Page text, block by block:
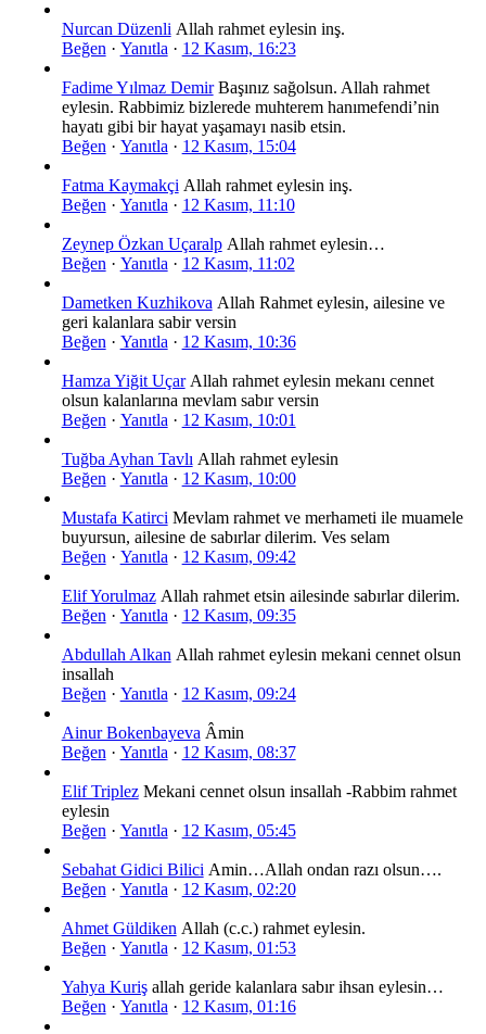
Nurcan Düzenli Allah rahmet eylesin inş.
Beğen · Yanıtla · 12 Kasım, 16:23
Fadime Yılmaz DemirBaşınız sağolsun. Allah rahmet
eylesin. Rabbimiz bizlerede muhterem hanımefendi’nin
hayatı gibi bir hayat yaşamayı nasib etsin.
Beğen · Yanıtla · 12 Kasım, 15:04
Fatma Kaymakçi Allah rahmet eylesin inş.
Beğen · Yanıtla · 12 Kasım, 11:10
Zeynep Özkan UçaralpAllah rahmet eylesin…
Beğen · Yanıtla · 12 Kasım, 11:02
Dametken Kuzhikova Allah Rahmet eylesin, ailesine ve
geri kalanlara sabir versin
Beğen · Yanıtla · 12 Kasım, 10:36
Hamza Yiğit UçarAllah rahmet eylesin mekanı cennet
olsun kalanlarına mevlam sabır versin
Beğen · Yanıtla · 12 Kasım, 10:01
Tuğba Ayhan Tavlı Allah rahmet eylesin
Beğen · Yanıtla · 12 Kasım, 10:00
Mustafa Katirci Mevlam rahmet ve merhameti ile muamele
buyursun, ailesine de sabırlar dilerim. Ves selam
Beğen · Yanıtla · 12 Kasım, 09:42
Elif YorulmazAllah rahmet etsin ailesinde sabırlar dilerim.
Beğen · Yanıtla · 12 Kasım, 09:35
Abdullah Alkan Allah rahmet eylesin mekani cennet olsun
insallah
Beğen · Yanıtla · 12 Kasım, 09:24
Ainur Bokenbayeva Âmin
Beğen · Yanıtla · 12 Kasım, 08:37
Elif TriplezMekani cennet olsun insallah -Rabbim rahmet
eylesin
Beğen · Yanıtla · 12 Kasım, 05:45
Sebahat Gidici Bilici Amin…Allah ondan razı olsun….
Beğen · Yanıtla · 12 Kasım, 02:20
Ahmet Güldiken Allah (c.c.) rahmet eylesin.
Beğen · Yanıtla · 12 Kasım, 01:53
Yahya Kurişallah geride kalanlara sabır ihsan eylesin…
Beğen · Yanıtla · 12 Kasım, 01:16